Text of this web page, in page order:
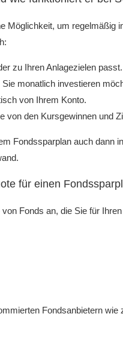
Möglichkeit, um
zu Ihren Anlagezielen passt.
monatlich investieren
von Ihrem Konto.
von den Kursgewinnen und
Fondssparplan auch dann
für einen
Fonds an, die Sie für
Fondsanbietern